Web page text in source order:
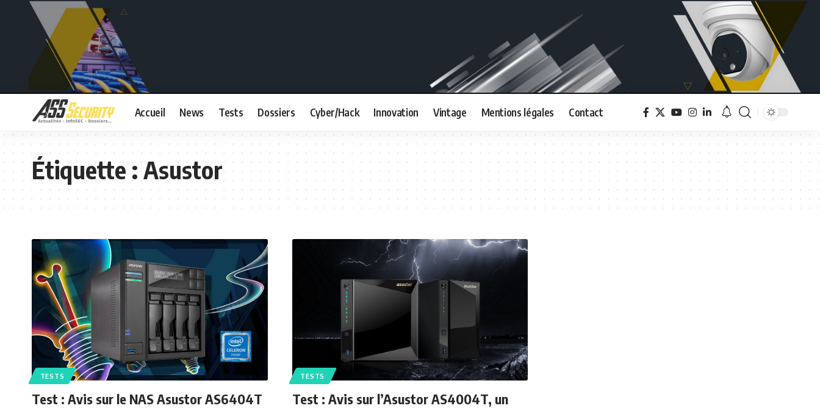
Accueil News Tests Dossiers Cyber/Hack Innovation Vintage Mentions légales Contact
Étiquette :Asustor
TESTS
Test : Avis sur le NAS Asustor AS6404T
TESTS
Test : Avis sur l’Asustor AS4004T, un